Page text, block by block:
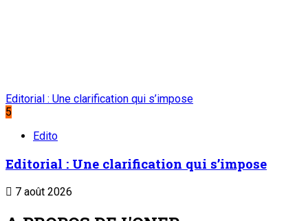
Editorial : Une clarification qui s’impose
5
Edito
Editorial : Une clarification qui s’impose
7 août 2026